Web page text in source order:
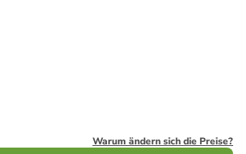
Warum ändern sich die Preise?